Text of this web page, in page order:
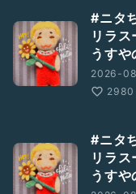
#ニタ
リラ
うすや
2026-
2980
#ニタ
リラ
うすや